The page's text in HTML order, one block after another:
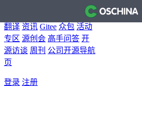
博客
翻译 资讯 Gitee 众包 活动
专区 源创会 高手问答 开
源访谈 周刊 公司开源导航
页
登录 注册